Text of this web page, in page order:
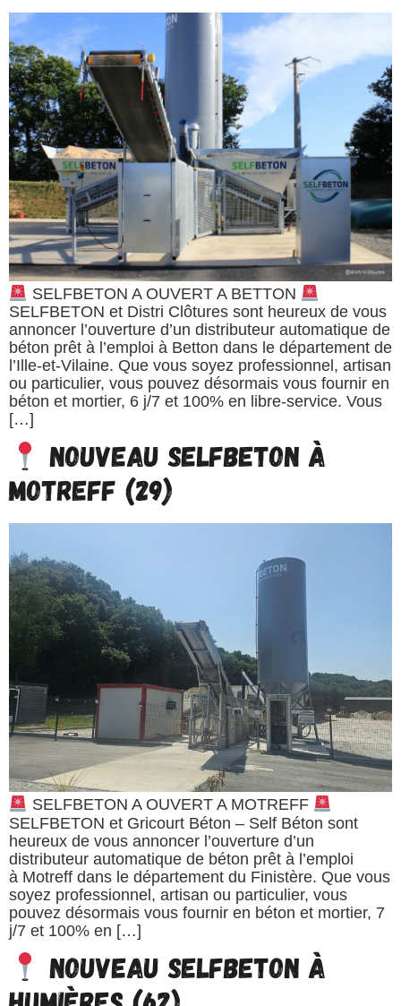
SELFBETON A OUVERT A BETTON
SELFBETON et Distri Clôtures sont heureux de vous
annoncer l’ouverture d’un distributeur automatique de
béton prêt à l’emploi à Betton dans le département de
l’Ille-et-Vilaine. Que vous soyez professionnel, artisan
ou particulier, vous pouvez désormais vous fournir en
béton et mortier, 6 j/7 et 100% en libre-service. Vous
[…]
Nouveau SELFBETON à
Motreff (29)
SELFBETON A OUVERT A MOTREFF
SELFBETON et Gricourt Béton – Self Béton sont
heureux de vous annoncer l’ouverture d’un
distributeur automatique de béton prêt à l’emploi
à Motreff dans le département du Finistère. Que vous
soyez professionnel, artisan ou particulier, vous
pouvez désormais vous fournir en béton et mortier, 7
j/7 et 100% en […]
Nouveau SELFBETON à